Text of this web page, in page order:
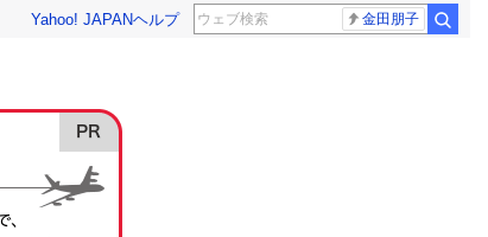
Yahoo! JAPANヘルプ 金田朋子